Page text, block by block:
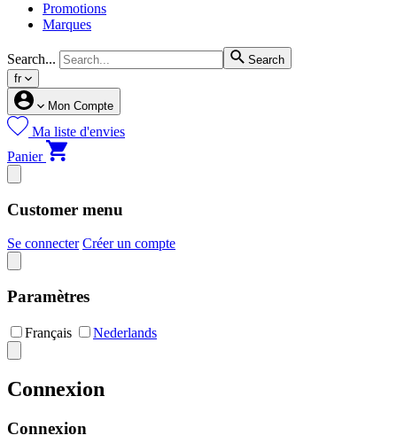
Promotions
Marques
Search...
Search
fr
Mon Compte
Ma liste d'envies
Panier
Customer menu
Se connecter Créer un compte
Paramètres
Français Nederlands
Connexion
Connexion